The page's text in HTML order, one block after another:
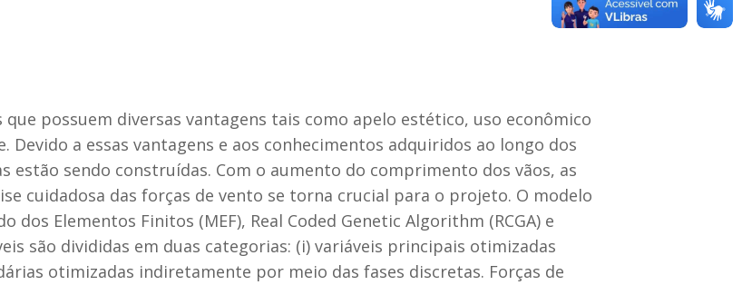
possuem diversas vantagens tais como apelo estético, uso econômico
a essas vantagens e aos conhecimentos adquiridos ao longo dos
estão sendo construídas. Com o aumento do comprimento dos vãos, as
cuidadosa das forças de vento se torna crucial para o projeto. O modelo
dos Elementos Finitos (MEF), Real Coded Genetic Algorithm (RCGA) e
são divididas em duas categorias: (i) variáveis principais otimizadas
otimizadas indiretamente por meio das fases discretas. Forças de